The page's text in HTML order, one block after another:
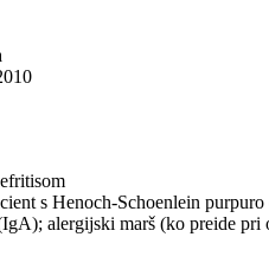
s Henoch-Schoenlein
alergijski marš (ko preide